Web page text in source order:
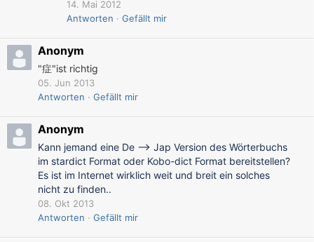
14. Mai 2012
Antworten
Gefällt mir
Anonym
"症"ist richtig
05. Jun 2013
Antworten
Gefällt mir
Anonym
Kann jemand eine De --> Jap Version des Wörterbuchs
im stardict Format oder Kobo-dict Format bereitstellen?
Es ist im Internet wirklich weit und breit ein solches
nicht zu finden..
08. Okt 2013
Antworten
Gefällt mir